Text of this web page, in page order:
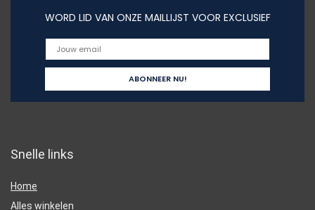
WORD LID VAN ONZE MAILLIJST VOOR EXCLUSIEF
Snelle links
Home
Alles winkelen